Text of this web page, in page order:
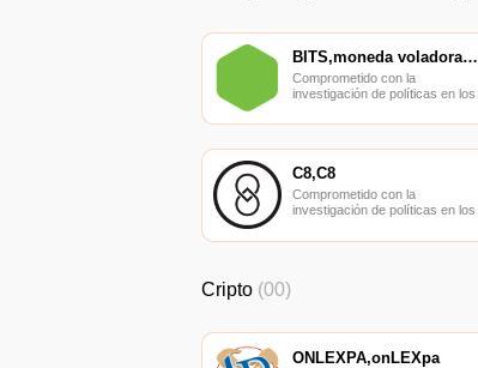
BITS,moneda voladora,Bitswift
Comprometido con la
investigación de políticas en los
finanzas, las finanzas
C8,C8
Comprometido con la
investigación de políticas en los
finanzas, las finanzas
Cripto (00)
ONLEXPA,onLEXpa